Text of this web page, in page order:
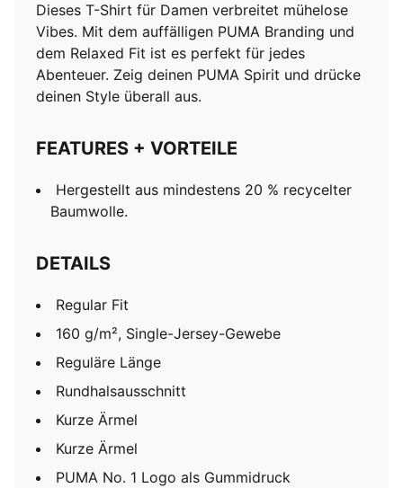
Dieses T-Shirt für Damen verbreitet mühelose
Vibes. Mit dem auffälligen PUMA Branding und
dem Relaxed Fit ist es perfekt für jedes
Abenteuer. Zeig deinen PUMA Spirit und drücke
deinen Style überall aus.
FEATURES + VORTEILE
Hergestellt aus mindestens 20 % recycelter
Baumwolle.
DETAILS
Regular Fit
160 g/m², Single-Jersey-Gewebe
Reguläre Länge
Rundhalsausschnitt
Kurze Ärmel
Kurze Ärmel
PUMA No. 1 Logo als Gummidruck